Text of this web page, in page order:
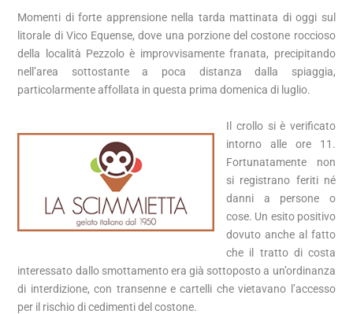
Momenti di forte apprensione nella tarda mattinata di oggi sul
litorale di Vico Equense, dove una porzione del costone roccioso
della località Pezzolo è improvvisamente franata, precipitando
nell’area sottostante a poca distanza dalla spiaggia,
particolarmente affollata in questa prima domenica di luglio.
Il crollo si è verificato
intorno alle ore 11.
Fortunatamente non
si registrano feriti né
danni a persone o
cose. Un esito positivo
dovuto anche al fatto
che il tratto di costa
interessato dallo smottamento era già sottoposto a un’ordinanza
di interdizione, con transenne e cartelli che vietavano l’accesso
per il rischio di cedimenti del costone.